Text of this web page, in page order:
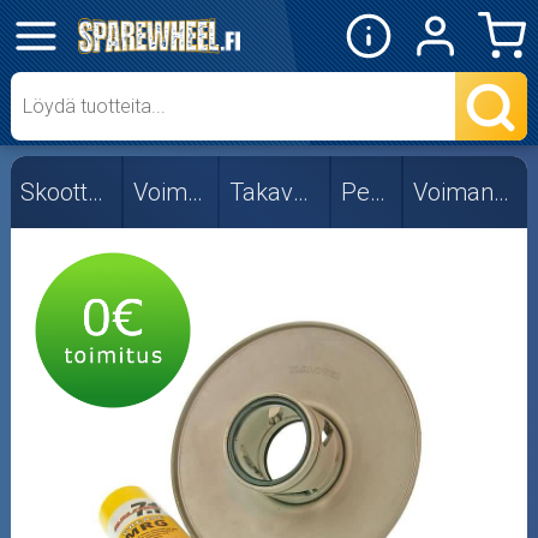
✕
Mopon osat
Skootterin osat
Kytkimen jouset
Kytkimet
Kytkinkellot
Vastapainejouset
Voimansiirtolevyt
Skootterin osat Voimansiirto Takavariaattori Peugeot Voimansiirtolevyt